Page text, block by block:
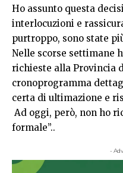
Ho assunto questa
interlocuzioni e
purtroppo, sono state
Nelle scorse settimane
richieste alla Provincia
cronoprogramma
certa di ultimazione e
Ad oggi, però, non ho
formale”..
-